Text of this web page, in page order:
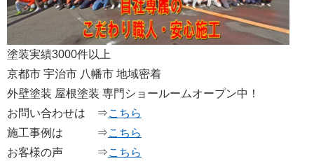
塗装実績3000件以上
京都市 宇治市 八幡市 地域密着
外壁塗装 屋根塗装 専門ショールームオープン中！
お問い合わせは ⇒こちら
施工事例は ⇒こちら
お客様の声 ⇒こちら